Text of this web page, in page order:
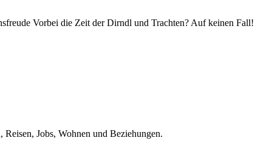
Vorbei die Zeit der Dirndl und Trachten? Auf keinen Fall!
Jobs, Wohnen und Beziehungen.